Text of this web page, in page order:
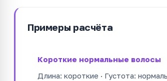
Примеры расчёта
Короткие нормальные волосы
Длина: короткие · Густота: